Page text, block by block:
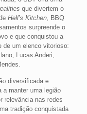
que divertem o
Hell’s Kitchen, BBQ
surpreende o
e que conquistou a
de um elenco vitorioso:
Lucas Anderi,
diversificada e
a manter uma legião
relevância nas redes
tradição conquistada